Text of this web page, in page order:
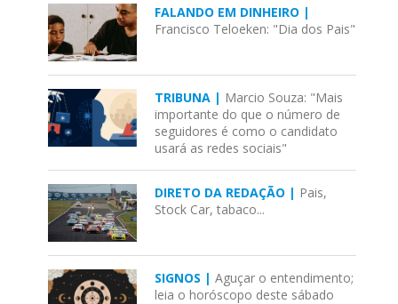
FALANDO EM DINHEIRO |
Francisco Teloeken: "Dia dos Pais"
TRIBUNA | Marcio Souza: "Mais
importante do que o número de
seguidores é como o candidato
usará as redes sociais"
DIRETO DA REDAÇÃO | Pais,
Stock Car, tabaco...
SIGNOS |Aguçar o entendimento;
leia o horóscopo deste sábado